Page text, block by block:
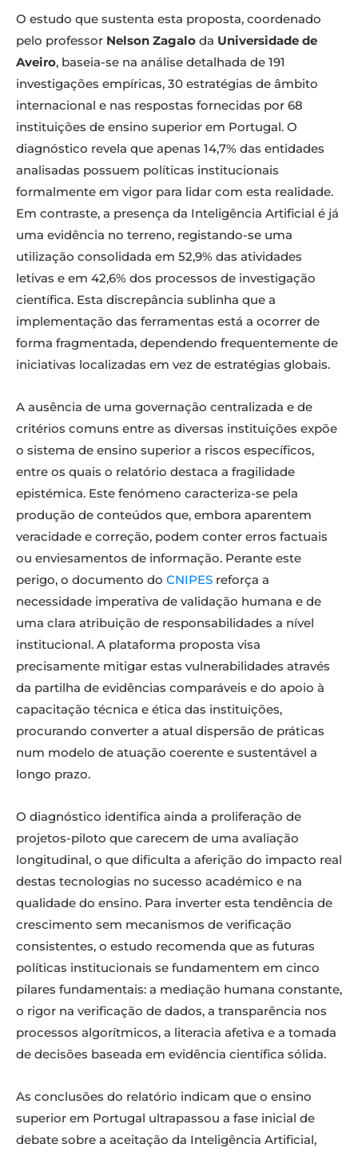
O estudo que sustenta esta proposta, coordenado
pelo professor Nelson Zagalo da Universidade de
Aveiro, baseia-se na análise detalhada de 191
investigações empíricas, 30 estratégias de âmbito
internacional e nas respostas fornecidas por 68
instituições de ensino superior em Portugal. O
diagnóstico revela que apenas 14,7% das entidades
analisadas possuem políticas institucionais
formalmente em vigor para lidar com esta realidade.
Em contraste, a presença da Inteligência Artificial é já
uma evidência no terreno, registando-se uma
utilização consolidada em 52,9% das atividades
letivas e em 42,6% dos processos de investigação
científica. Esta discrepância sublinha que a
implementação das ferramentas está a ocorrer de
forma fragmentada, dependendo frequentemente de
iniciativas localizadas em vez de estratégias globais.
A ausência de uma governação centralizada e de
critérios comuns entre as diversas instituições expõe
o sistema de ensino superior a riscos específicos,
entre os quais o relatório destaca a fragilidade
epistémica. Este fenómeno caracteriza-se pela
produção de conteúdos que, embora aparentem
veracidade e correção, podem conter erros factuais
ou enviesamentos de informação. Perante este
perigo, o documento do CNIPES reforça a
necessidade imperativa de validação humana e de
uma clara atribuição de responsabilidades a nível
institucional. A plataforma proposta visa
precisamente mitigar estas vulnerabilidades através
da partilha de evidências comparáveis e do apoio à
capacitação técnica e ética das instituições,
procurando converter a atual dispersão de práticas
num modelo de atuação coerente e sustentável a
longo prazo.
O diagnóstico identifica ainda a proliferação de
projetos-piloto que carecem de uma avaliação
longitudinal, o que dificulta a aferição do impacto real
destas tecnologias no sucesso académico e na
qualidade do ensino. Para inverter esta tendência de
crescimento sem mecanismos de verificação
consistentes, o estudo recomenda que as futuras
políticas institucionais se fundamentem em cinco
pilares fundamentais: a mediação humana constante,
o rigor na verificação de dados, a transparência nos
processos algorítmicos, a literacia afetiva e a tomada
de decisões baseada em evidência científica sólida.
As conclusões do relatório indicam que o ensino
superior em Portugal ultrapassou a fase inicial de
debate sobre a aceitação da Inteligência Artificial,